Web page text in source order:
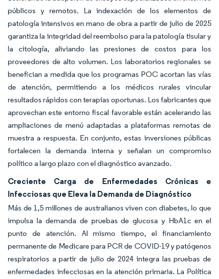
públicos y remotos. La indexación de los elementos de
patología intensivos en mano de obra a partir de julio de 2025
garantiza la integridad del reembolso para la patología tisular y
la citología, aliviando las presiones de costos para los
proveedores de alto volumen. Los laboratorios regionales se
benefician a medida que los programas POC acortan las vías
de atención, permitiendo a los médicos rurales vincular
resultados rápidos con terapias oportunas. Los fabricantes que
aprovechan este entorno fiscal favorable están acelerando las
ampliaciones de menú adaptadas a plataformas remotas de
muestra a respuesta. En conjunto, estas inversiones públicas
fortalecen la demanda interna y señalan un compromiso
político a largo plazo con el diagnóstico avanzado.
Creciente Carga de Enfermedades Crónicas e
Infecciosas que Eleva la Demanda de Diagnóstico
Más de 1,5 millones de australianos viven con diabetes, lo que
impulsa la demanda de pruebas de glucosa y HbA1c en el
punto de atención. Al mismo tiempo, el financiamiento
permanente de Medicare para PCR de COVID-19 y patógenos
respiratorios a partir de julio de 2024 integra las pruebas de
enfermedades infecciosas en la atención primaria. La Política